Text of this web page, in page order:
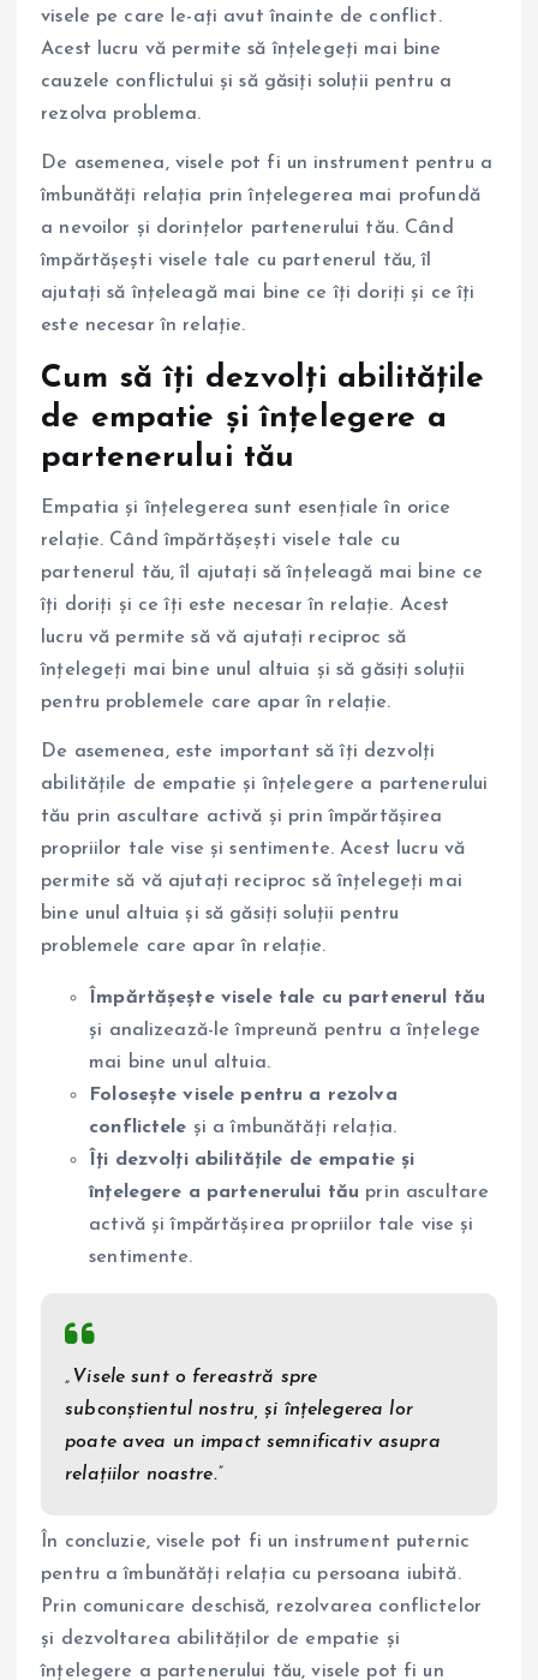
visele pe care le-ați avut înainte de conflict.
Acest lucru vă permite să înțelegeți mai bine
cauzele conflictului și să găsiți soluții pentru a
rezolva problema.
De asemenea, visele pot fi un instrument pentru a
îmbunătăți relația prin înțelegerea mai profundă
a nevoilor și dorințelor partenerului tău. Când
împărtășești visele tale cu partenerul tău, îl
ajutați să înțeleagă mai bine ce îți doriți și ce îți
este necesar în relație.
Cum să îți dezvolți abilitățile
de empatie și înțelegere a
partenerului tău
Empatia și înțelegerea sunt esențiale în orice
relație. Când împărtășești visele tale cu
partenerul tău, îl ajutați să înțeleagă mai bine ce
îți doriți și ce îți este necesar în relație. Acest
lucru vă permite să vă ajutați reciproc să
înțelegeți mai bine unul altuia și să găsiți soluții
pentru problemele care apar în relație.
De asemenea, este important să îți dezvolți
abilitățile de empatie și înțelegere a partenerului
tău prin ascultare activă și prin împărtășirea
propriilor tale vise și sentimente. Acest lucru vă
permite să vă ajutați reciproc să înțelegeți mai
bine unul altuia și să găsiți soluții pentru
problemele care apar în relație.
Împărtășește visele tale cu partenerul tău
și analizează-le împreună pentru a înțelege
mai bine unul altuia.
Folosește visele pentru a rezolva
conflictele și a îmbunătăți relația.
Îți dezvolți abilitățile de empatie și
înțelegere a partenerului tău prin ascultare
activă și împărtășirea propriilor tale vise și
sentimente.
„Visele sunt o fereastră spre
subconștientul nostru, și înțelegerea lor
poate avea un impact semnificativ asupra
relațiilor noastre.”
În concluzie, visele pot fi un instrument puternic
pentru a îmbunătăți relația cu persoana iubită.
Prin comunicare deschisă, rezolvarea conflictelor
și dezvoltarea abilităților de empatie și
înțelegere a partenerului tău, visele pot fi un